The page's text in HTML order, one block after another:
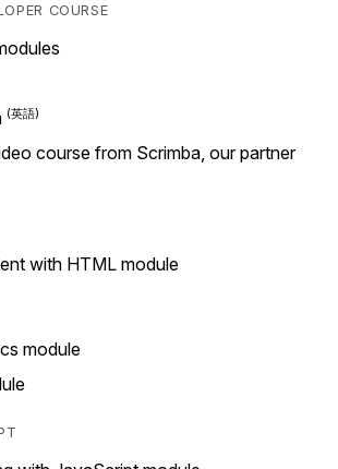
COURSE
course from Scrimba, our partner
with HTML module
module